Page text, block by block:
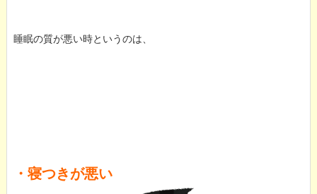
睡眠の質が悪い時というのは、
・寝つきが悪い